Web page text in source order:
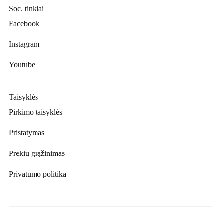
Soc. tinklai
Facebook
Instagram
Youtube
Taisyklės
Pirkimo taisyklės
Pristatymas
Prekių grąžinimas
Privatumo politika